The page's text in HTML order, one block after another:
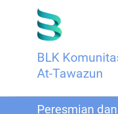
BLK
At-Tawazun
Peresmian